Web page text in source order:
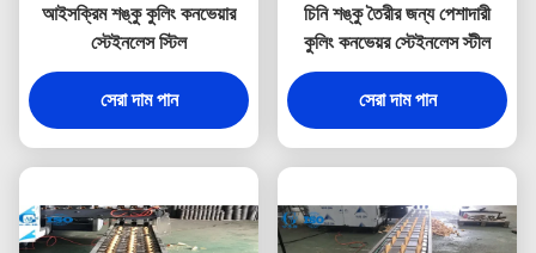
আইসক্রিম শঙ্কু কুলিং কনভেয়ার
স্টেইনলেস স্টিল
সেরা দাম পান
চিনি শঙ্কু তৈরীর জন্য পেশাদারী
কুলিং কনভেয়র স্টেইনলেস স্টীল
সেরা দাম পান